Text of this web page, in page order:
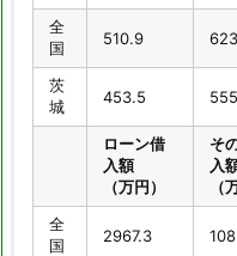
全
国
510.9
茨
城
453.5
ローン借
入額
（万円）
そ
入
（
全
国
2967.3